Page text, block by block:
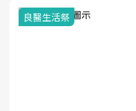
良醫生活祭